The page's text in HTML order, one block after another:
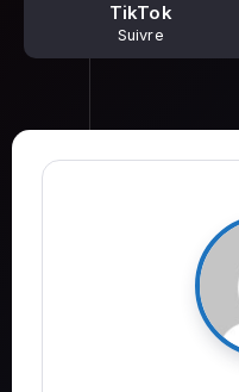
TikTok
Suivre